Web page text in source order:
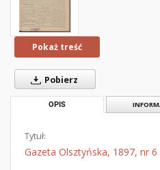
Pokaż treść
Pobierz
OPIS
Tytuł:
Gazeta Olsztyńska, 1897, nr 6